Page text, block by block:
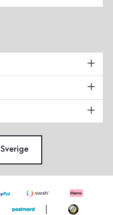
Sverige